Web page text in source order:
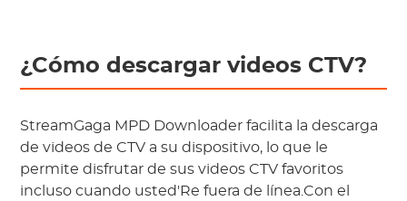
¿Cómo descargar videos CTV?
StreamGaga MPD Downloader facilita la descarga
de videos de CTV a su dispositivo, lo que le
permite disfrutar de sus videos CTV favoritos
incluso cuando usted'Re fuera de línea.Con el